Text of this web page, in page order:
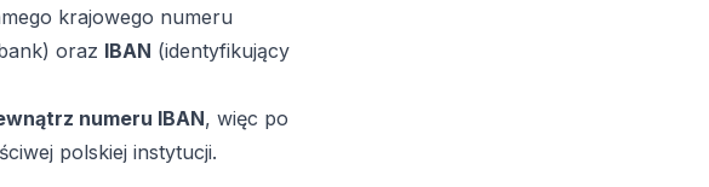
krajowego numeru
oraz IBAN (identyfikujący
numeru IBAN, więc po
polskiej instytucji.